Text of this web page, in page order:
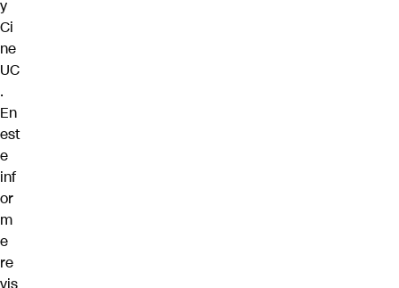
y
Ci
ne
UC
.
En
est
e
inf
or
m
e
re
vis